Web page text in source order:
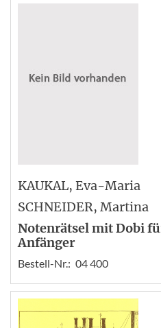
KAUKAL, Eva-Maria
SCHNEIDER, Martina
Notenrätsel mit Dobi
Anfänger
Bestell-Nr.: 04 400